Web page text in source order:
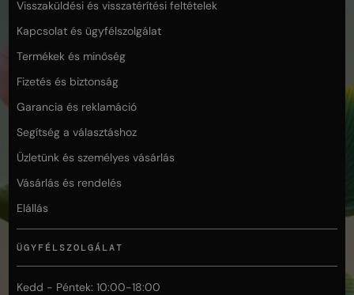
Visszaküldési és visszatérítési feltételek
Kapcsolat és ügyfélszolgálat
Termékek és minőség
Fizetés és biztonság
Garancia és reklamáció
Segítség a választáshoz
Üzletünk és személyes vásárlás
Vásárlás és rendelés
Elállás
ÜGYFÉLSZOLGÁLAT
Kedd - Péntek: 10:00-18:00